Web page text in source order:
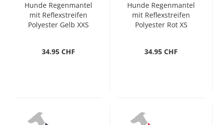
Hunde Regenmantel
mit Reflexstreifen
Polyester Gelb XXS
34.95 CHF
Hunde Regenmantel
mit Reflexstreifen
Polyester Rot XS
34.95 CHF